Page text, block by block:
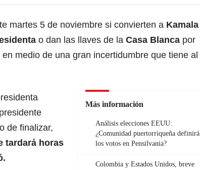
martes 5 de noviembre si convierten a Kamala
o dan las llaves de la Casa Blanca por
en medio de una gran incertidumbre que tiene al
Más información
Análisis elecciones EEUU:
¿Comunidad puertorriqueña definirá
los votos en Pensilvania?
Colombia y Estados Unidos, breve
de finalizar,
tardará horas